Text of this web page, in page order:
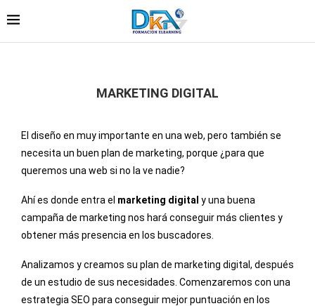
MARKETING DIGITAL
El diseño en muy importante en una web, pero también se
necesita un buen plan de marketing, porque ¿para que
queremos una web si no la ve nadie?
Ahí es donde entra el marketing digital y una buena
campaña de marketing nos hará conseguir más clientes y
obtener más presencia en los buscadores.
Analizamos y creamos su plan de marketing digital, después
de un estudio de sus necesidades. Comenzaremos con una
estrategia SEO para conseguir mejor puntuación en los